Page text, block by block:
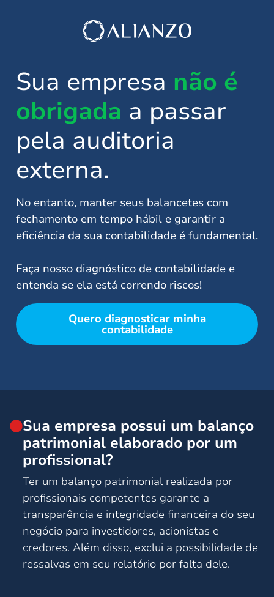
Sua empresa não é
obrigada a passar
pela auditoria
externa.
No entanto, manter seus balancetes com
fechamento em tempo hábil e garantir a
eficiência da sua contabilidade é fundamental.
Faça nosso diagnóstico de contabilidade e
entenda se ela está correndo riscos!
Quero diagnosticar minha
contabilidade
Sua empresa possui um balanço
patrimonial elaborado por um
profissional?
Ter um balanço patrimonial realizada por
profissionais competentes garante a
transparência e integridade financeira do seu
negócio para investidores, acionistas e
credores. Além disso, exclui a possibilidade de
ressalvas em seu relatório por falta dele.